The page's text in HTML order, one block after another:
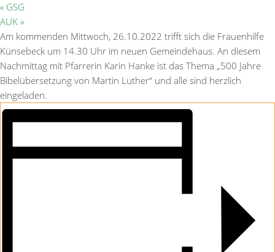
« GSG
AUK »
Am kommenden Mittwoch, 26.10.2022 trifft sich die Frauenhilfe
Künsebeck um 14.30 Uhr im neuen Gemeindehaus. An diesem
Nachmittag mit Pfarrerin Karin Hanke ist das Thema „500 Jahre
Bibelübersetzung von Martin Luther“ und alle sind herzlich
eingeladen.